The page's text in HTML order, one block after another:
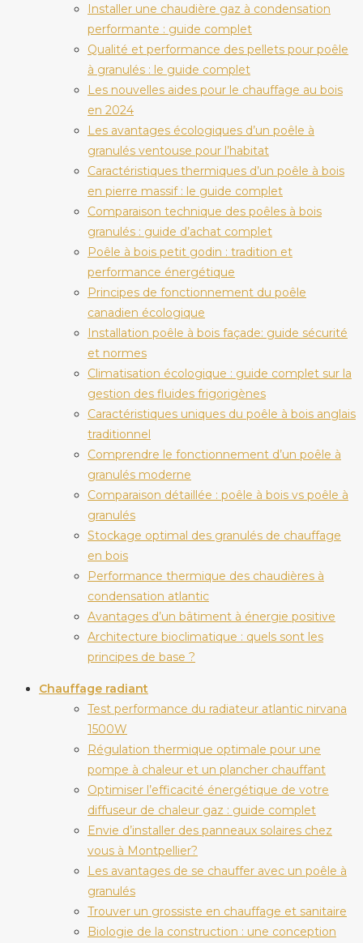
Installer une chaudière gaz à condensation
performante : guide complet
Qualité et performance des pellets pour poêle
à granulés : le guide complet
Les nouvelles aides pour le chauffage au bois
en 2024
Les avantages écologiques d’un poêle à
granulés ventouse pour l’habitat
Caractéristiques thermiques d’un poêle à bois
en pierre massif : le guide complet
Comparaison technique des poêles à bois
granulés : guide d’achat complet
Poêle à bois petit godin : tradition et
performance énergétique
Principes de fonctionnement du poêle
canadien écologique
Installation poêle à bois façade: guide sécurité
et normes
Climatisation écologique : guide complet sur la
gestion des fluides frigorigènes
Caractéristiques uniques du poêle à bois anglais
traditionnel
Comprendre le fonctionnement d’un poêle à
granulés moderne
Comparaison détaillée : poêle à bois vs poêle à
granulés
Stockage optimal des granulés de chauffage
en bois
Performance thermique des chaudières à
condensation atlantic
Avantages d’un bâtiment à énergie positive
Architecture bioclimatique : quels sont les
principes de base ?
Chauffage radiant
Test performance du radiateur atlantic nirvana
1500W
Régulation thermique optimale pour une
pompe à chaleur et un plancher chauffant
Optimiser l’efficacité énergétique de votre
diffuseur de chaleur gaz : guide complet
Envie d’installer des panneaux solaires chez
vous à Montpellier?
Les avantages de se chauffer avec un poêle à
granulés
Trouver un grossiste en chauffage et sanitaire
Biologie de la construction : une conception